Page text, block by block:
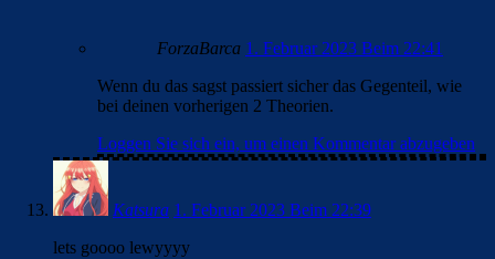
ForzaBarca 1. Februar 2023 Beim 22:41
Wenn du das sagst passiert sicher das Gegenteil, wie
bei deinen vorherigen 2 Theorien.
Loggen Sie sich ein, um einen Kommentar abzugeben
Katsura 1. Februar 2023 Beim 22:39
lets goooo lewyyyy